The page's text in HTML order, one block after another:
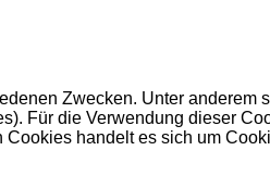
Zwecken. Unter
Für die Verwendung dieser
handelt es sich um